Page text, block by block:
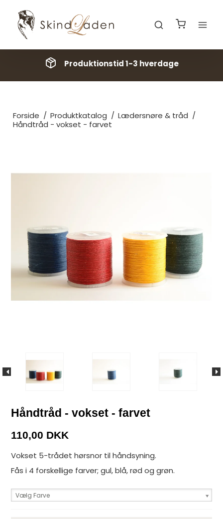
Produktionstid 1-3 hverdage
Forside / Produktkatalog / Lædersnøre & tråd /
Håndtråd - vokset - farvet
Håndtråd - vokset - farvet
110,00 DKK
Vokset 5-trådet hørsnor til håndsyning.
Fås i 4 forskellige farver; gul, blå, rød og grøn.
Vælg Farve